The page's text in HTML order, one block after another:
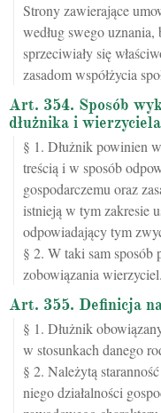
Strony zawierające
według swego
sprzeciwiały się
zasadom współżycia
Art. 354. Sposób
dłużnika i wierzyciela
§ 1. Dłużnik powinien
treścią i w sposób
gospodarczemu oraz
istnieją w tym zakresie
odpowiadający tym
§ 2. W taki sam sposób
zobowiązania wierzyciel.
Art. 355. Definicja
§ 1. Dłużnik
w stosunkach danego
§ 2. Należytą
niego działalności